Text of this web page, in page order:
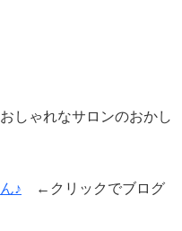
しゃれなサロンのおかし
♪ ←クリックでブログ